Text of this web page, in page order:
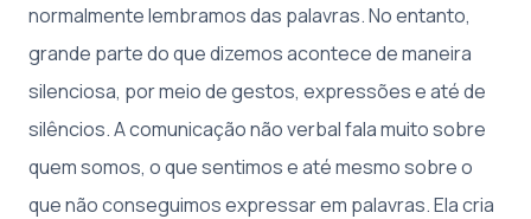
normalmente lembramos das palavras. No entanto,
grande parte do que dizemos acontece de maneira
silenciosa, por meio de gestos, expressões e até de
silêncios. A comunicação não verbal fala muito sobre
quem somos, o que sentimos e até mesmo sobre o
que não conseguimos expressar em palavras. Ela cria